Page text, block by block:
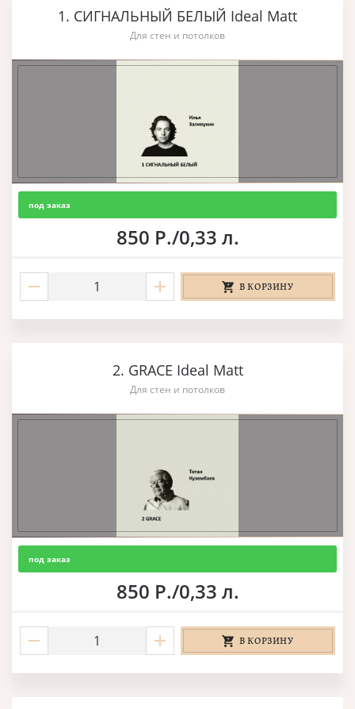
1. СИГНАЛЬНЫЙ БЕЛЫЙ Ideal Matt
Для стен и потолков
под заказ
850 Р./0,33 л.
В КОРЗИНУ
2. GRACE Ideal Matt
Для стен и потолков
под заказ
850 Р./0,33 л.
В КОРЗИНУ